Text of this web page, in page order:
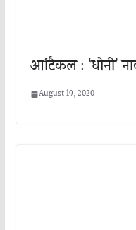
आर्टिकल : ‘धोनी’
August 19, 2020